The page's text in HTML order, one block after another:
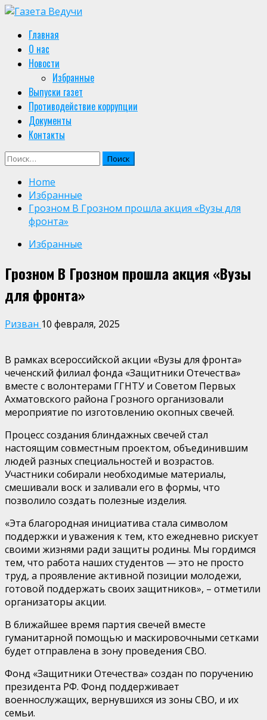
Skip
content
Primary
Menu
Главная
О нас
Новости
Избранные
Выпуски газет
Противодействие коррупции
Документы
Контакты
Найти:
Home
Избранные
Грозном В Грозном прошла акция «Вузы для
фронта»
Избранные
Грозном В Грозном прошла акция «Вузы
для фронта»
Ризван 10 февраля, 2025
В рамках всероссийской акции «Вузы для фронта»
чеченский филиал фонда «Защитники Отечества»
вместе с волонтерами ГГНТУ и Советом Первых
Ахматовского района Грозного организовали
мероприятие по изготовлению окопных свечей.
Процесс создания блиндажных свечей стал
настоящим совместным проектом, объединившим
людей разных специальностей и возрастов.
Участники собирали необходимые материалы,
смешивали воск и заливали его в формы, что
позволило создать полезные изделия.
«Эта благородная инициатива стала символом
поддержки и уважения к тем, кто ежедневно рискует
своими жизнями ради защиты родины. Мы гордимся
тем, что работа наших студентов — это не просто
труд, а проявление активной позиции молодежи,
готовой поддержать своих защитников», – отметили
организаторы акции.
В ближайшее время партия свечей вместе
гуманитарной помощью и маскировочными сетками
будет отправлена в зону проведения СВО.
Фонд «Защитники Отечества» создан по поручению
президента РФ. Фонд поддерживает
военнослужащих, вернувшихся из зоны СВО, и их
семьи.